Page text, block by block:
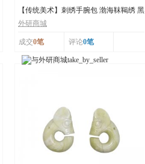
【传统美术】刺绣手腕包 渤海靺鞨绣 黑
龙江省牡丹...
外研商城
成交0笔 评论0笔